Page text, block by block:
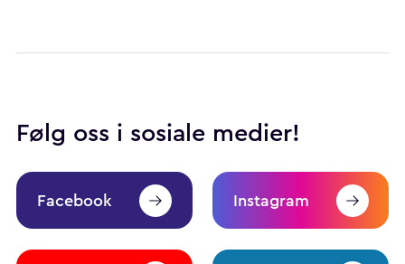
Følg oss i sosiale medier!
Facebook Instagram